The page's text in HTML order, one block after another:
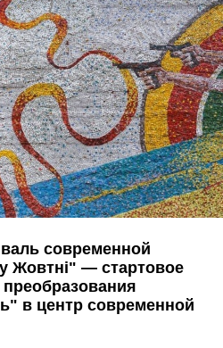
современной
Жовтні" — стартовое
в центр современной